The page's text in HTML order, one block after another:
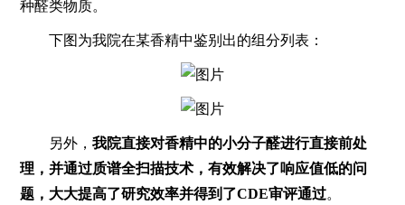
种醛类物质。
下图为我院在某香精中鉴别出的组分列表：
另外，我院直接对香精中的小分子醛进行直接前处
理，并通过质谱全扫描技术，有效解决了响应值低的问
题，大大提高了研究效率并得到了CDE审评通过。